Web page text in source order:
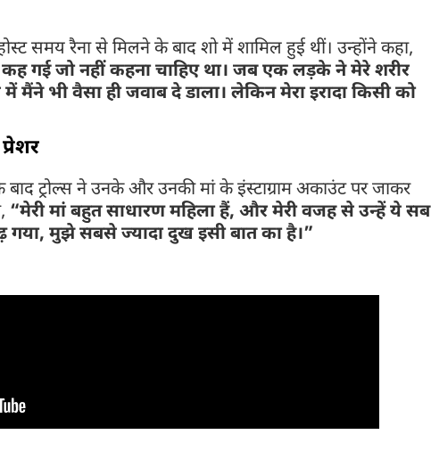
समय रैना से मिलने के बाद शो में शामिल हुई थीं। उन्होंने कहा,
जो नहीं कहना चाहिए था। जब एक लड़के ने मेरे शरीर
मैंने भी वैसा ही जवाब दे डाला। लेकिन मेरा इरादा किसी को
बाद ट्रोल्स ने उनके और उनकी मां के इंस्टाग्राम अकाउंट पर जाकर
“मेरी मां बहुत साधारण महिला हैं, और मेरी वजह से उन्हें ये सब
गया, मुझे सबसे ज्यादा दुख इसी बात का है।”